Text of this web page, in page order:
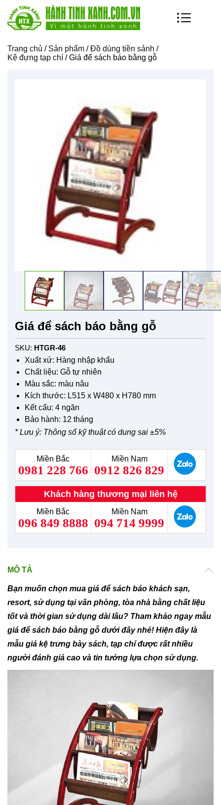
Trang chủ / Sản phẩm /Đồ dùng tiền sảnh /
Kệ đựng tạp chí / Giá để sách báo bằng gỗ
Giá để sách báo bằng gỗ
SKU: HTGR-46
Xuất xứ: Hàng nhập khẩu
Chất liệu: Gỗ tự nhiên
Màu sắc: màu nâu
Kích thước: L515 x W480 x H780 mm
Kết cấu: 4 ngăn
Bảo hành: 12 tháng
* Lưu ý: Thông số kỹ thuật có dung sai ±5%
Miền Bắc
0981 228 766
Miền Nam
0912 826 829
Khách hàng thương mại liên hệ
Miền Bắc
096 849 8888
Miền Nam
094 714 9999
MÔ TẢ
Bạn muốn chọn mua giá để sách báo khách sạn,
resort, sử dụng tại văn phòng, tòa nhà bằng chất liệu
tốt và thời gian sử dụng dài lâu? Tham khảo ngay mẫu
giá để sách báo bằng gỗ dưới đây nhé! Hiện đây là
mẫu giá kệ trưng bày sách, tạp chí được rất nhiều
người đánh giá cao và tin tưởng lựa chọn sử dụng.